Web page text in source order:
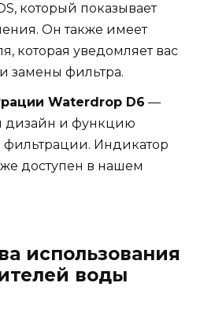
который показывает
Он также имеет
которая уведомляет вас
замены фильтра.
Waterdrop D6 —
дизайн и функцию
фильтрации. Индикатор
доступен в нашем
использования
воды